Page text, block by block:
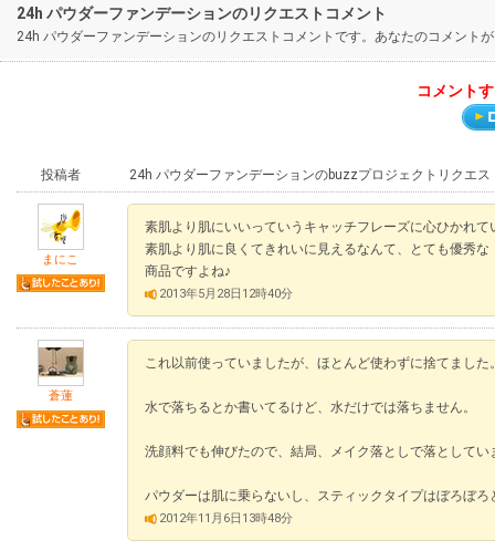
24h パウダーファンデーションのリクエストコメント
24h パウダーファンデーションのリクエストコメントです。あなたのコメント
コメント
投稿者 24h パウダーファンデーションのbuzzプロジェクトリクエス
まにこ
素肌より肌にいいっていうキャッチフレーズに心ひかれて
素肌より肌に良くてきれいに見えるなんて、とても優秀な
商品ですよね♪
2013年5月28日12時40分
蒼蓮
これ以前使っていましたが、ほとんど使わずに捨てました
水で落ちるとか書いてるけど、水だけでは落ちません。
洗顔料でも伸びたので、結局、メイク落としで落としてい
パウダーは肌に乗らないし、スティックタイプはぼろぼ
2012年11月6日13時48分